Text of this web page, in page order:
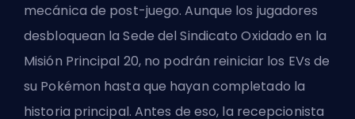
mecánica de post-juego. Aunque los jugadores
desbloquean la Sede del Sindicato Oxidado en la
Misión Principal 20, no podrán reiniciar los EVs de
su Pokémon hasta que hayan completado la
historia principal. Antes de eso, la recepcionista